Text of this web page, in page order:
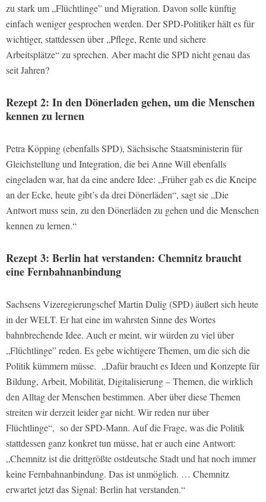
zu stark um „Flüchtlinge” und Migration. Davon solle künftig
einfach weniger gesprochen werden. Der SPD-Politiker hält es für
wichtiger, stattdessen über „Pflege, Rente und sichere
Arbeitsplätze“ zu sprechen. Aber macht die SPD nicht genau das
seit Jahren?
Rezept 2: In den Dönerladen gehen, um die Menschen
kennen zu lernen
Petra Köpping (ebenfalls SPD), Sächsische Staatsministerin für
Gleichstellung und Integration, die bei Anne Will ebenfalls
eingeladen war, hat da eine andere Idee: „Früher gab es die Kneipe
an der Ecke, heute gibt’s da drei Dönerläden“, sagt sie „Die
Antwort muss sein, zu den Dönerläden zu gehen und die Menschen
kennen zu lernen.“
Rezept 3: Berlin hat verstanden: Chemnitz braucht
eine Fernbahnanbindung
Sachsens Vizeregierungschef Martin Dulig (SPD) äußert sich heute
in der WELT. Er hat eine im wahrsten Sinne des Wortes
bahnbrechende Idee. Auch er meint, wir würden zu viel über
„Flüchtlinge” reden. Es gebe wichtigere Themen, um die sich die
Politik kümmern müsse. „Dafür braucht es Ideen und Konzepte für
Bildung, Arbeit, Mobilität, Digitalisierung – Themen, die wirklich
den Alltag der Menschen bestimmen. Aber über diese Themen
streiten wir derzeit leider gar nicht. Wir reden nur über
Flüchtlinge“, so der SPD-Mann. Auf die Frage, was die Politik
stattdessen ganz konkret tun müsse, hat er auch eine Antwort:
„Chemnitz ist die drittgrößte ostdeutsche Stadt und hat noch immer
keine Fernbahnanbindung. Das ist unmöglich. … Chemnitz
erwartet jetzt das Signal: Berlin hat verstanden.“